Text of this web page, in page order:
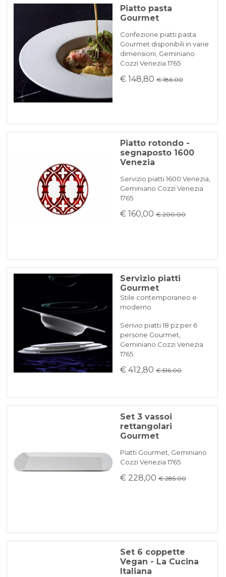
Piatto pasta
Gourmet
Confezione piatti pasta
Gourmet disponibili in varie
dimensioni, Geminiano
Cozzi Venezia 1765
€ 148,80 € 186.00
Piatto rotondo -
segnaposto 1600
Venezia
Servizio piatti 1600 Venezia,
Geminiano Cozzi Venezia
1765
€ 160,00 € 200.00
Servizio piatti
Gourmet
Stile contemporaneo e
moderno
Serivio piatti 18 pz per 6
persone Gourmet,
Geminiano Cozzi Venezia
1765
€ 412,80 € 516.00
Set 3 vassoi
rettangolari
Gourmet
Piatti Gourmet, Geminiano
Cozzi Venezia 1765
€ 228,00 € 285.00
Set 6 coppette
Vegan - La Cucina
Italiana